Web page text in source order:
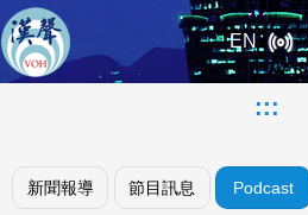
EN
:::
新聞報導 節目訊息 Podcast